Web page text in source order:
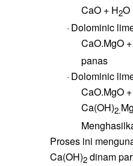
CaO + H2
· Dolominic
CaO.MgO
panas
· Dolominic
CaO.MgO
Ca(OH)2.
Proses ini
Ca(OH)2 dinam